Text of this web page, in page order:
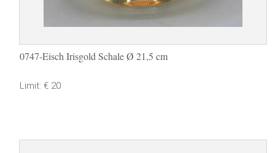
0747-Eisch Irisgold Schale Ø 21,5 cm
Limit: € 20